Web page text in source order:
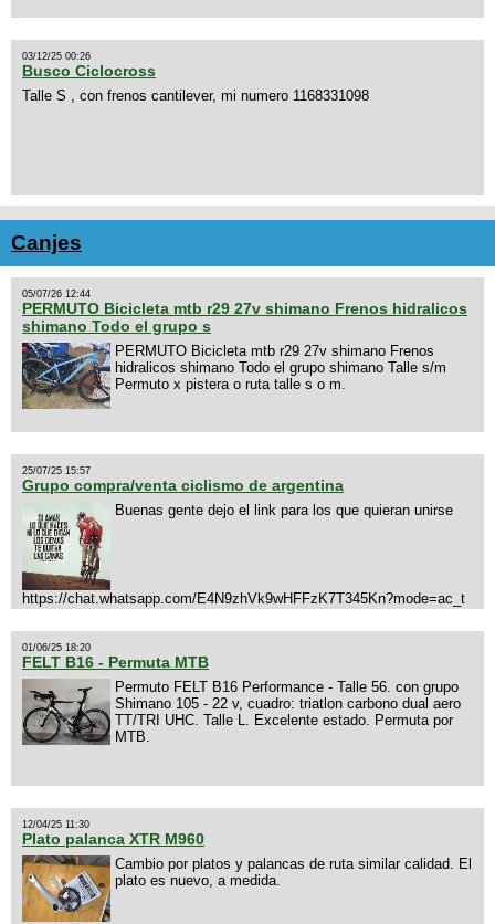
03/12/25 00:26
Busco Ciclocross
Talle S , con frenos cantilever, mi numero 1168331098
Canjes
05/07/26 12:44
PERMUTO Bicicleta mtb r29 27v shimano Frenos hidralicos
shimano Todo el grupo s
PERMUTO Bicicleta mtb r29 27v shimano Frenos
hidralicos shimano Todo el grupo shimano Talle s/m
Permuto x pistera o ruta talle s o m.
25/07/25 15:57
Grupo compra/venta ciclismo de argentina
Buenas gente dejo el link para los que quieran unirse
https://chat.whatsapp.com/E4N9zhVk9wHFFzK7T345Kn?mode=ac_t
01/06/25 18:20
FELT B16 - Permuta MTB
Permuto FELT B16 Performance - Talle 56. con grupo
Shimano 105 - 22 v, cuadro: triatlon carbono dual aero
TT/TRI UHC. Talle L. Excelente estado. Permuta por
MTB.
12/04/25 11:30
Plato palanca XTR M960
Cambio por platos y palancas de ruta similar calidad. El
plato es nuevo, a medida.